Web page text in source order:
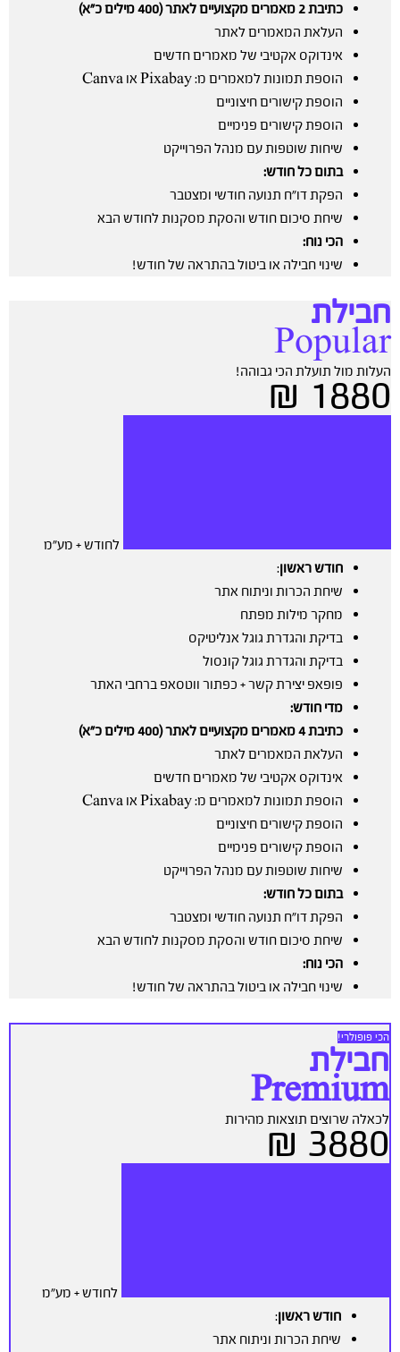
כתיבת 2 מאמרים מקצועיים לאתר (400 מילים כ”א)
העלאת המאמרים לאתר
אינדוקס אקטיבי של מאמרים חדשים
הוספת תמונות למאמרים מ: Pixabay או Canva
הוספת קישורים חיצוניים
הוספת קישורים פנימיים
שיחות שוטפות עם מנהל הפרוייקט
בתום כל חודש:
הפקת דו”ח תנועה חודשי ומצטבר
שיחת סיכום חודש והסקת מסקנות לחודש הבא
הכי נוח:
שינוי חבילה או ביטול בהתראה של חודש!
חבילת
Popular
העלות מול תועלת הכי גבוהה!
1880 ₪
לחודש + מע”מ
חודש ראשון:
שיחת הכרות וניתוח אתר
מחקר מילות מפתח
בדיקת והגדרת גוגל אנליטיקס
בדיקת והגדרת גוגל קונסול
פופאפ יצירת קשר + כפתור ווטסאפ ברחבי האתר
מדי חודש:
כתיבת 4 מאמרים מקצועיים לאתר (400 מילים כ”א)
העלאת המאמרים לאתר
אינדוקס אקטיבי של מאמרים חדשים
הוספת תמונות למאמרים מ: Pixabay או Canva
הוספת קישורים חיצוניים
הוספת קישורים פנימיים
שיחות שוטפות עם מנהל הפרוייקט
בתום כל חודש:
הפקת דו”ח תנועה חודשי ומצטבר
שיחת סיכום חודש והסקת מסקנות לחודש הבא
הכי נוח:
שינוי חבילה או ביטול בהתראה של חודש!
הכי פופולרי!
חבילת
Premium
לכאלה שרוצים תוצאות מהירות
3880 ₪
לחודש + מע”מ
חודש ראשון:
שיחת הכרות וניתוח אתר